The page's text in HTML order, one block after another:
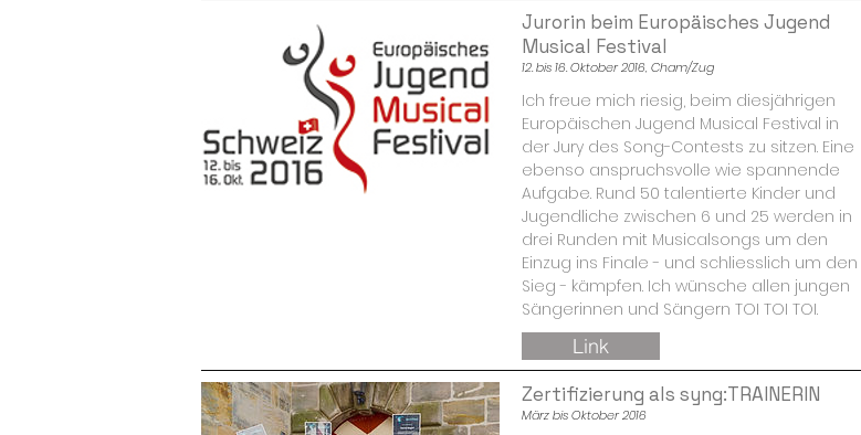
Jurorin beim Europäisches Jugend
Musical Festival
12. bis 16. Oktober 2016, Cham/Zug
Ich freue mich riesig, beim diesjährigen
Europäischen Jugend Musical Festival in
der Jury des Song-Contests zu sitzen. Eine
ebenso anspruchsvolle wie spannende
Aufgabe. Rund 50 talentierte Kinder und
Jugendliche zwischen 6 und 25 werden in
drei Runden mit Musicalsongs um den
Einzug ins Finale - und schliesslich um den
Sieg - kämpfen. Ich wünsche allen jungen
Sängerinnen und Sängern TOI TOI TOI.
Link
Zertifizierung als syng:TRAINERIN
März bis Oktober 2016